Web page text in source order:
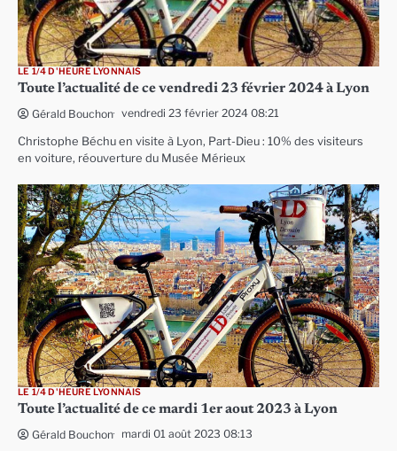
LE 1/4 D'HEURE LYONNAIS
Toute l’actualité de ce vendredi 23 février 2024 à Lyon
Gérald Bouchon vendredi 23 février 2024 08:21
Christophe Béchu en visite à Lyon, Part-Dieu : 10% des visiteurs
en voiture, réouverture du Musée Mérieux
LE 1/4 D'HEURE LYONNAIS
Toute l’actualité de ce mardi 1er aout 2023 à Lyon
Gérald Bouchon mardi 01 août 2023 08:13